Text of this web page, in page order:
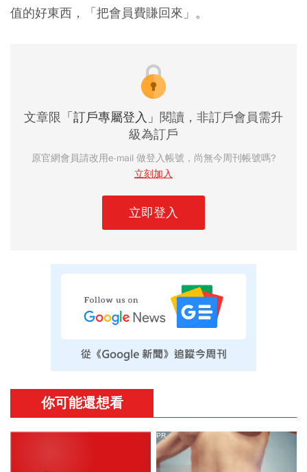
值的好東西，「把會員費賺回來」。
文章限 「訂戶專屬登入」 閱讀，非訂戶會員需升
級為訂戶
原官網會員請改用e-mail 做登入帳號，尚無今周刊帳號嗎?
立刻加入
立即登入